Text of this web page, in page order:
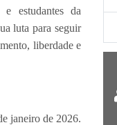
estudantes da
luta para seguir
liberdade e
janeiro de 2026.